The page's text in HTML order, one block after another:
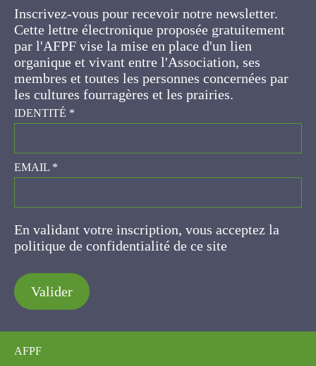
Cette lettre électronique proposée
gratuitement par l'AFPF vise la mise en place
d'un lien organique et vivant entre l'Association,
ses membres et toutes les personnes
concernées par les cultures fourragères et les
prairies.
IDENTITÉ*
EMAIL*
En validant votre inscription, vous acceptez la
politique de confidentialité de ce site
Valider
AFPF